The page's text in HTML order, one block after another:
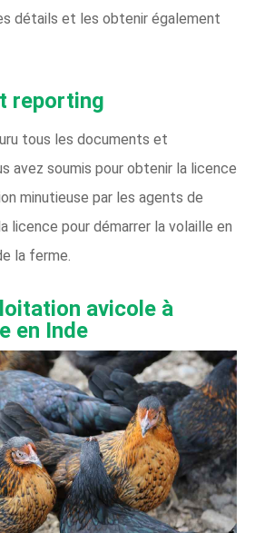
détails et les obtenir également
reporting
tous les documents et
avez soumis pour obtenir la licence
minutieuse par les agents de
licence pour démarrer la volaille en
la ferme.
avicole à
en Inde